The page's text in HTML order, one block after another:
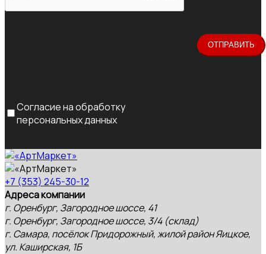
Согласие на обработку
персональных данных
+7 (353) 245-30-12
Адреса компании
г. Оренбург, Загородное шоссе, 41
г. Оренбург, Загородное шоссе, 3/4 (склад)
г. Самара, посёлок Придорожный, жилой район Яицкое,
ул. Каширская, 1Б